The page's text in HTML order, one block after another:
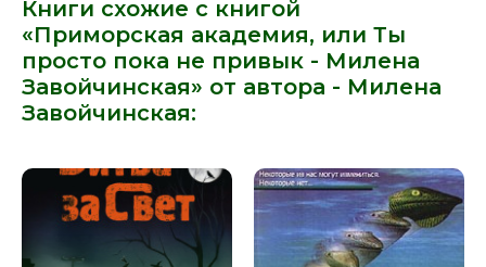
Книги схожие с книгой
«Приморская академия, или Ты
просто пока не привык - Милена
Завойчинская» от автора - Милена
Завойчинская: